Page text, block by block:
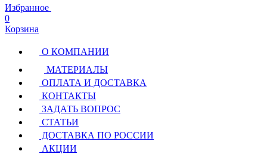
Избранное
0
Корзина
О КОМПАНИИ
МАТЕРИАЛЫ
ОПЛАТА И ДОСТАВКА
КОНТАКТЫ
ЗАДАТЬ ВОПРОС
СТАТЬИ
ДОСТАВКА ПО РОССИИ
АКЦИИ